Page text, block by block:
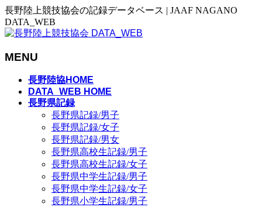
長野陸上競技協会の記録データベース | JAAF NAGANO
DATA_WEB
MENU
長野陸協HOME
DATA_WEB HOME
長野県記録
長野県記録/男子
長野県記録/女子
長野県記録/男女
長野県高校生記録/男子
長野県高校生記録/女子
長野県中学生記録/男子
長野県中学生記録/女子
長野県小学生記録/男子